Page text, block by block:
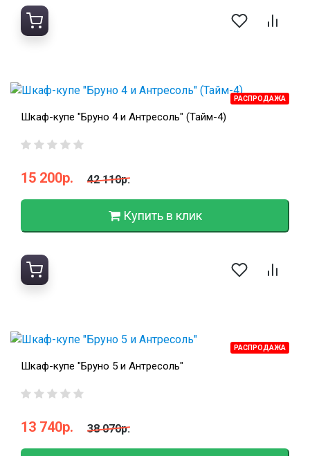
РАСПРОДАЖА
Шкаф-купе "Бруно 4 и Антресоль" (Тайм-4)
15 200р. 42 110р.
Купить в клик
РАСПРОДАЖА
Шкаф-купе "Бруно 5 и Антресоль"
13 740р. 38 070р.